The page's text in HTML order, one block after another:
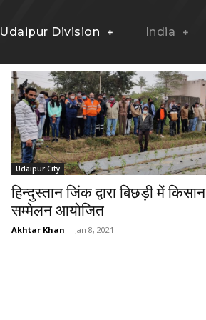
Udaipur Division India
Udaipur City
हिन्दुस्तान जिंक द्वारा बिछड़ी में किसान
सम्मेलन आयोजित
Akhtar Khan - Jan 8, 2021